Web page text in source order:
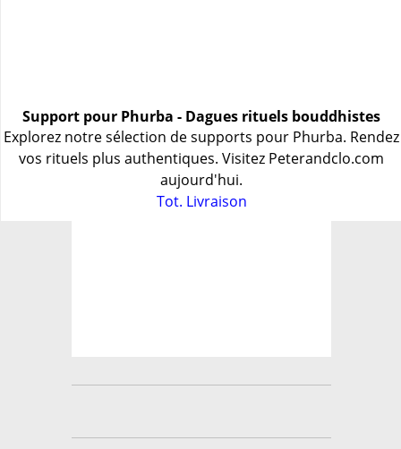
Support pour Phurba - Dagues rituels bouddhistes
Explorez notre sélection de supports pour Phurba. Rendez
vos rituels plus authentiques. Visitez Peterandclo.com
aujourd'hui.
Tot. Livraison